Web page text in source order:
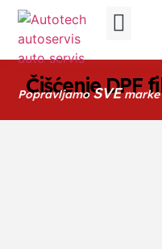
Čišćenje DPF
PopravljamoSVEmarke